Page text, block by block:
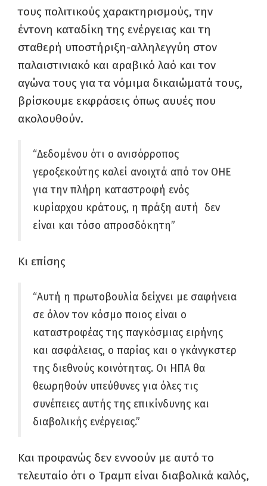
τους πολιτικούς χαρακτηρισμούς, την
έντονη καταδίκη της ενέργειας και τη
σταθερή υποστήριξη-αλληλεγγύη στον
παλαιστινιακό και αραβικό λαό και τον
αγώνα τους για τα νόμιμα δικαιώματά τους,
βρίσκουμε εκφράσεις όπως αυυές που
ακολουθούν.
“Δεδομένου ότι ο ανισόρροπος
γεροξεκούτης καλεί ανοιχτά από τον ΟΗΕ
για την πλήρη καταστροφή ενός
κυρίαρχου κράτους, η πράξη αυτή δεν
είναι και τόσο απροσδόκητη”
Κι επίσης
“Αυτή η πρωτοβουλία δείχνει με σαφήνεια
σε όλον τον κόσμο ποιος είναι ο
καταστροφέας της παγκόσμιας ειρήνης
και ασφάλειας, ο παρίας και ο γκάνγκστερ
της διεθνούς κοινότητας. Οι ΗΠΑ θα
θεωρηθούν υπεύθυνες για όλες τις
συνέπειες αυτής της επικίνδυνης και
διαβολικής ενέργειας.”
Και προφανώς δεν εννοούν με αυτό το
τελευταίο ότι ο Τραμπ είναι διαβολικά καλός,